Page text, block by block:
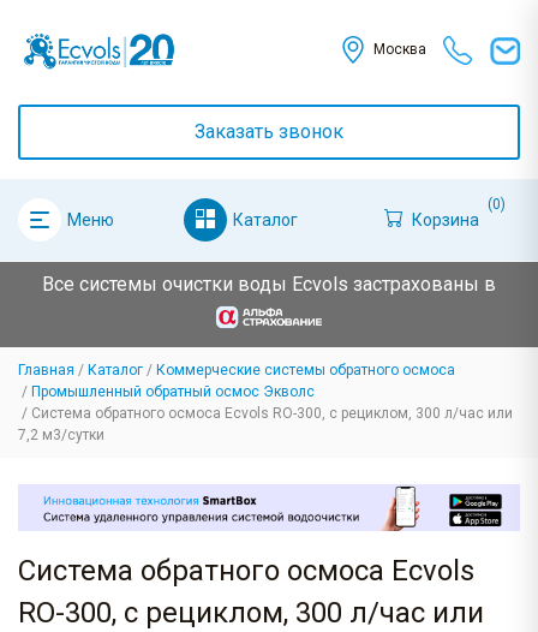
Москва
Заказать звонок
Меню Каталог Корзина
(0)
Все системы очистки воды Ecvols застрахованы в
Главная Каталог
Коммерческие системы обратного осмоса
Промышленный обратный осмос Экволс
Система обратного осмоса Ecvols RO-300, с рециклом, 300 л/час или
7,2 м3/сутки
Система обратного осмоса Ecvols
RO-300, с рециклом, 300 л/час или